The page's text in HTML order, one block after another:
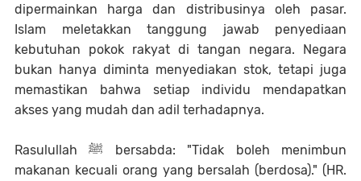
dipermainkan harga dan distribusinya oleh pasar.
Islam meletakkan tanggung jawab penyediaan
kebutuhan pokok rakyat di tangan negara. Negara
bukan hanya diminta menyediakan stok, tetapi juga
memastikan bahwa setiap individu mendapatkan
akses yang mudah dan adil terhadapnya.
Rasulullah ﷺ bersabda: "Tidak boleh menimbun
makanan kecuali orang yang bersalah (berdosa)." (HR.